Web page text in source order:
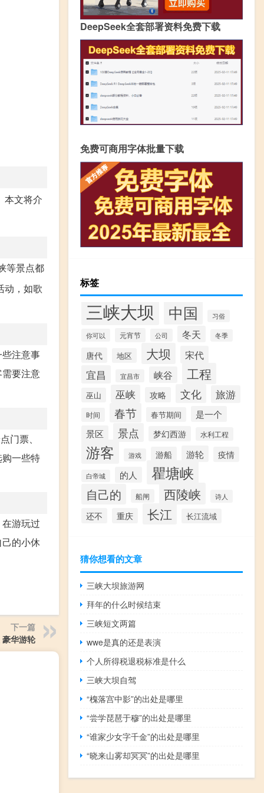
本文将介
等景点都
动，如歌
注意事
要注意
门票、
一些特
游玩过
的小休
下一篇
华游轮
DeepSeek全套部署资料免费下载
免费可商用字体批量下载
标签
三峡大坝 中国 习俗
你可以 元宵节 公司 冬天 冬季
唐代 地区 大坝 宋代
宜昌 宜昌市 峡谷 工程
巫山 巫峡 攻略 文化 旅游
时间 春节 春节期间
是一个
景区
景点 梦幻西游 水利工程
游客 游戏 游船 游轮 疫情
白帝城 的人 瞿塘峡
自己的 船闸 西陵峡 诗人
还不 重庆 长江 长江流域
猜你想看的文章
三峡大坝旅游网
拜年的什么时候结束
三峡短文两篇
wwe是真的还是表演
个人所得税退税标准是什么
三峡大坝自驾
“槐落宫中影”的出处是哪里
“尝学琵琶于穆”的出处是哪里
“谁家少女字千金”的出处是哪里
“晓来山雾却冥冥”的出处是哪里